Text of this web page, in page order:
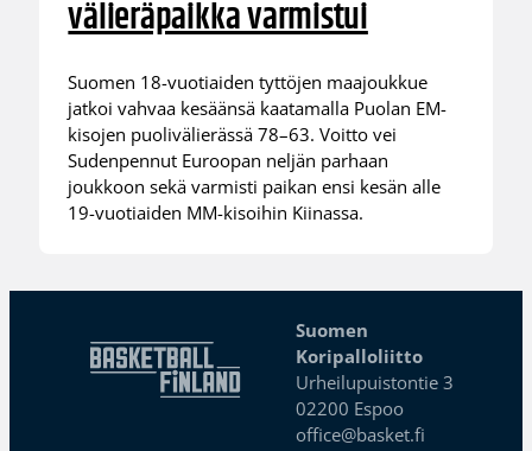
välieräpaikka varmistui
Suomen 18-vuotiaiden tyttöjen maajoukkue
jatkoi vahvaa kesäänsä kaatamalla Puolan EM-
kisojen puolivälierässä 78–63. Voitto vei
Sudenpennut Euroopan neljän parhaan
joukkoon sekä varmisti paikan ensi kesän alle
19-vuotiaiden MM-kisoihin Kiinassa.
Suomen
Koripalloliitto
Urheilupuistontie 3
02200 Espoo
office@basket.fi